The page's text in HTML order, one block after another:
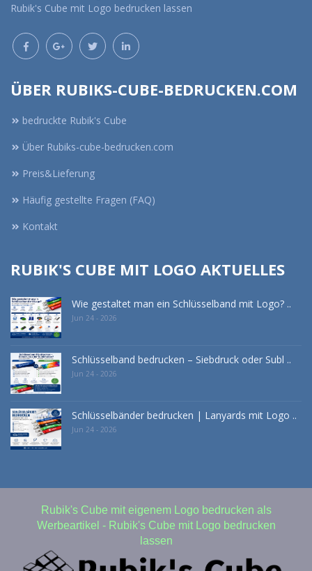
Rubik's Cube mit Logo bedrucken lassen
ÜBER RUBIKS-CUBE-BEDRUCKEN.COM
bedruckte Rubik's Cube
Über Rubiks-cube-bedrucken.com
Preis&Lieferung
Häufig gestellte Fragen (FAQ)
Kontakt
RUBIK'S CUBE MIT LOGO AKTUELLES
Wie gestaltet man ein Schlüsselband mit Logo? ..
Jun 24 - 2026
Schlüsselband bedrucken – Siebdruck oder Subl ..
Jun 24 - 2026
Schlüsselbänder bedrucken | Lanyards mit Logo ..
Jun 24 - 2026
Rubik's Cube mit eigenem Logo bedrucken als
Werbeartikel - Rubik's Cube mit Logo bedrucken
lassen